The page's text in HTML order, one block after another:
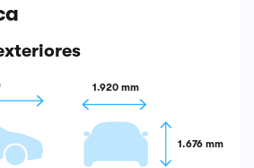
1.920 mm
1.676 mm